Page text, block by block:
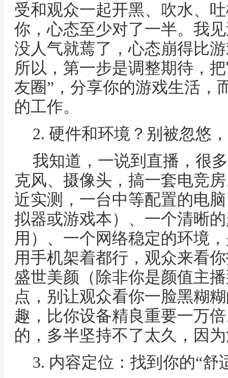
受和观众一起开黑、吹水、
你，心态至少对了一半。我
没人气就蔫了，心态崩得比
所以，第一步是调整期待，
友圈”，分享你的游戏生活，
的工作。
2. 硬件和环境？别被忽悠
我知道，一说到直播，很
克风、摄像头，搞一套电竞
近实测，一台中等配置的电
拟器或游戏本）、一个清晰
用）、一个网络稳定的环境
用手机架着都行，观众来看
盛世美颜（除非你是颜值主
点，别让观众看你一脸黑糊
趣，比你设备精良重要一万
的，多半坚持不了太久，因
3. 内容定位：找到你的“舒